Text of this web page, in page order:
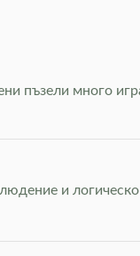
пъзели много
и